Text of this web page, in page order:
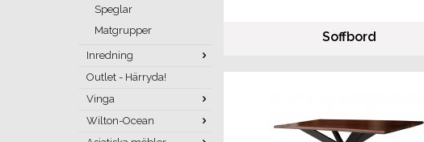
Speglar
Matgrupper
Inredning
Outlet - Härryda!
Vinga
Wilton-Ocean
Soffbord